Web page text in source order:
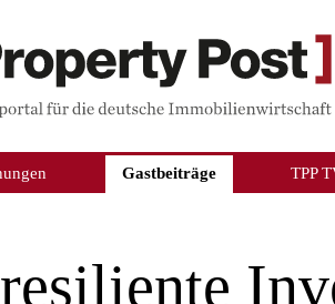
Gastbeiträge TPP